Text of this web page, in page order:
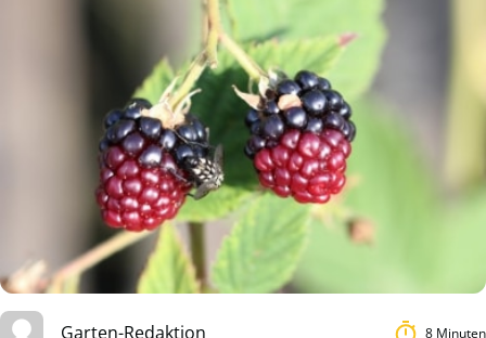
Garten-Redaktion 8 Minuten